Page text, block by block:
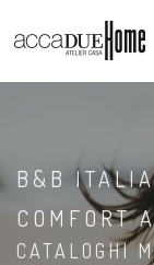
B&B ITALIA
COMFORT
CATALOGHI